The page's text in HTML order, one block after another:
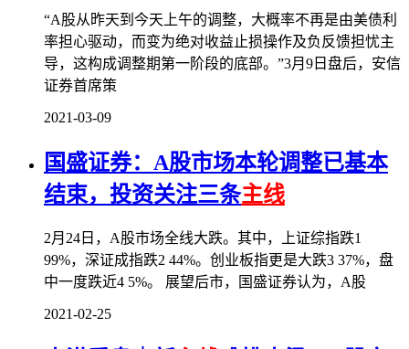
“A股从昨天到今天上午的调整，大概率不再是由美债利
率担心驱动，而变为绝对收益止损操作及负反馈担忧主
导，这构成调整期第一阶段的底部。”3月9日盘后，安信
证券首席策
2021-03-09
国盛证券：A股市场本轮调整已基本
结束，投资关注三条主线
2月24日，A股市场全线大跌。其中，上证综指跌1
99%，深证成指跌2 44%。创业板指更是大跌3 37%，盘
中一度跌近4 5%。 展望后市，国盛证券认为，A股
2021-02-25